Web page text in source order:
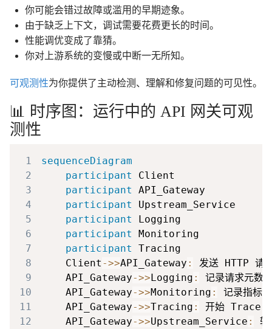
你可能会错过故障或滥用的早期迹象。
由于缺乏上下文，调试需要花费更长的时间。
性能调优变成了靠猜。
你对上游系统的变慢或中断一无所知。
可观测性为你提供了主动检测、理解和修复问题的可见性。
📊 时序图：运行中的 API 网关可观
测性
1
sequenceDiagram
2
participant
3
participant
4
participant
5
participant
6
participant
7
participant
8
    Client
->>API_Gateway :
9
    API_Gateway
->>Logging :
10
    API_Gateway
->>Monitoring :
11
    API_Gateway
->>Tracing :
12
    API_Gateway
->>Upstream_Service :